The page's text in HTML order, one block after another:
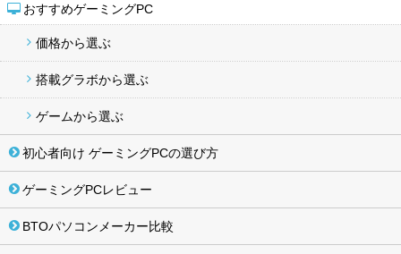
おすすめゲーミングPC
価格から選ぶ
搭載グラボから選ぶ
ゲームから選ぶ
初心者向け ゲーミングPCの選び方
ゲーミングPCレビュー
BTOパソコンメーカー比較